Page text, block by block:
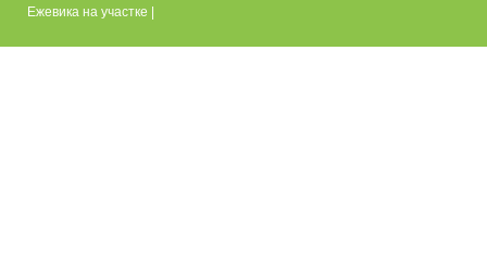
Ежевика на участке |